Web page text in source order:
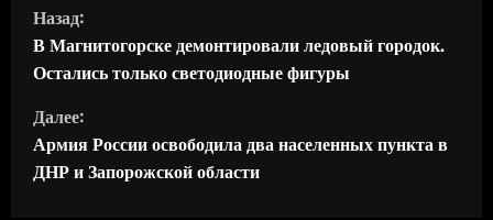
р
о
д
о
Назад:
В Магнитогорске демонтировали ледовый городок.
Остались только светодиодные фигуры
Далее:
Армия России освободила два населенных пункта в
ДНР и Запорожской области